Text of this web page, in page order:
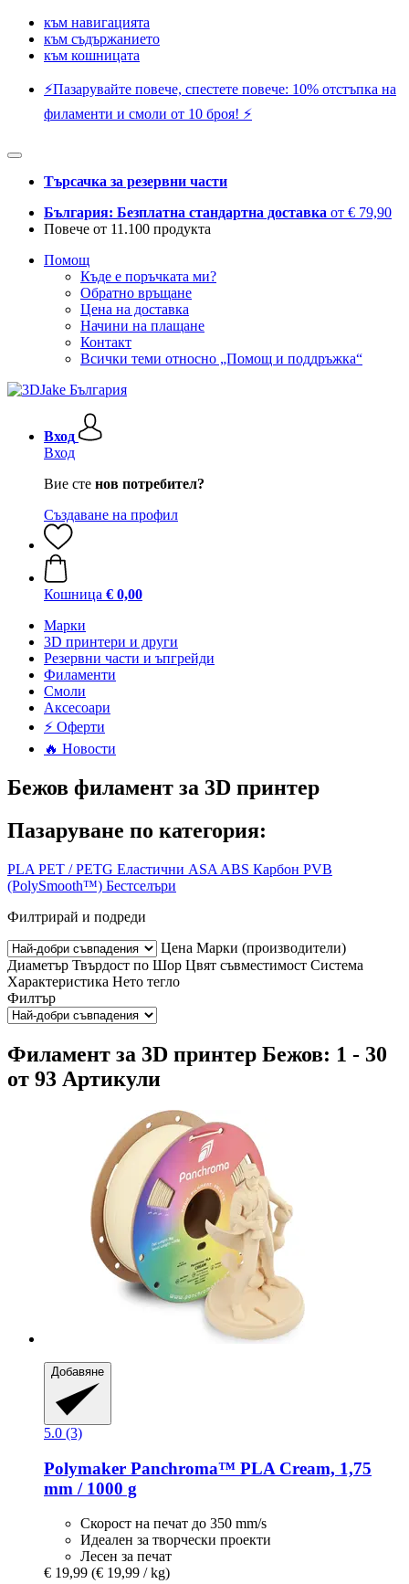
към навигацията
към съдържанието
към кошницата
⚡️Пазарувайте повече, спестете повече: 10% отстъпка на
филаменти и смоли от 10 броя! ⚡️
Търсачка за резервни части
България: Безплатна стандартна доставка от € 79,90
Повече от 11.100 продукта
Помощ
Къде е поръчката ми?
Обратно връщане
Цена на доставка
Начини на плащане
Контакт
Всички теми относно „Помощ и поддръжка“
Вход
Вход
Вие сте нов потребител?
Създаване на профил
Кошница € 0,00
Mарки
3D принтери и други
Резервни части и ъпгрейди
Филаменти
Смоли
Аксесоари
⚡ Оферти
🔥 Новости
Бежов филамент за 3D принтер
Пазаруване по категория:
PLA PET / PETG Еластични ASA ABS Карбон PVB
(PolySmooth™) Бестселъри
Филтрирай и подреди
Цена Марки (производители)
Диаметър Твърдост по Шор Цвят съвместимост Система
Характеристика Нето тегло
Филтър
Филамент за 3D принтер Бежов: 1 - 30
от 93 Артикули
Добавяне
5.0 (3)
Polymaker Panchroma™ PLA Cream, 1,75
mm / 1000 g
Скорост на печат до 350 mm/s
Идеален за творчески проекти
Лесен за печат
€ 19,99 (€ 19,99 / kg)